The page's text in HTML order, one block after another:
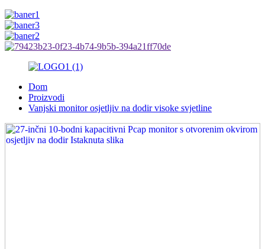
Dom
Proizvodi
Vanjski monitor osjetljiv na dodir visoke svjetline